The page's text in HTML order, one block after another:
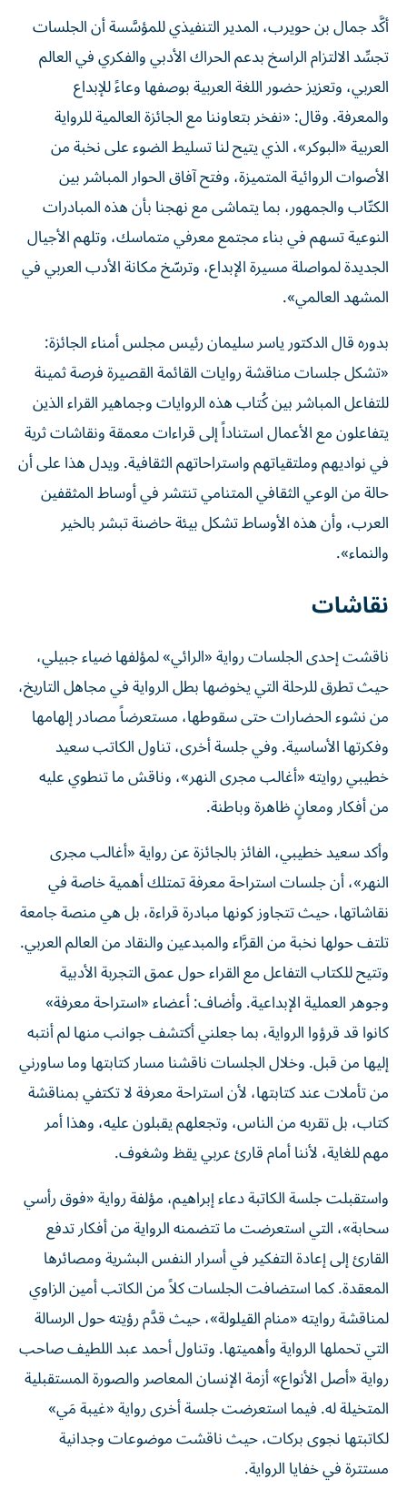
أكَّد جمال بن حويرب، المدير التنفيذي للمؤسَّسة أن الجلسات
تجسِّد الالتزام الراسخ بدعم الحراك الأدبي والفكري في العالم
العربي، وتعزيز حضور اللغة العربية بوصفها وعاءً للإبداع
والمعرفة. وقال: «نفخر بتعاوننا مع الجائزة العالمية للرواية
العربية «البوكر»، الذي يتيح لنا تسليط الضوء على نخبة من
الأصوات الروائية المتميزة، وفتح آفاق الحوار المباشر بين
الكتّاب والجمهور، بما يتماشى مع نهجنا بأن هذه المبادرات
النوعية تسهم في بناء مجتمع معرفي متماسك، وتلهم الأجيال
الجديدة لمواصلة مسيرة الإبداع، وترسّخ مكانة الأدب العربي في
المشهد العالمي».
بدوره قال الدكتور ياسر سليمان رئيس مجلس أمناء الجائزة:
«تشكل جلسات مناقشة روايات القائمة القصيرة فرصة ثمينة
للتفاعل المباشر بين كُتاب هذه الروايات وجماهير القراء الذين
يتفاعلون مع الأعمال استناداً إلى قراءات معمقة ونقاشات ثرية
في نواديهم وملتقياتهم واستراحاتهم الثقافية. ويدل هذا على أن
حالة من الوعي الثقافي المتنامي تنتشر في أوساط المثقفين
العرب، وأن هذه الأوساط تشكل بيئة حاضنة تبشر بالخير
والنماء».
نقاشات
ناقشت إحدى الجلسات رواية «الرائي» لمؤلفها ضياء جبيلي،
حيث تطرق للرحلة التي يخوضها بطل الرواية في مجاهل التاريخ،
من نشوء الحضارات حتى سقوطها، مستعرضاً مصادر إلهامها
وفكرتها الأساسية. وفي جلسة أخرى، تناول الكاتب سعيد
خطيبي روايته «أغالب مجرى النهر»، وناقش ما تنطوي عليه
من أفكار ومعانٍ ظاهرة وباطنة.
وأكد سعيد خطيبي، الفائز بالجائزة عن رواية «أغالب مجرى
النهر»، أن جلسات استراحة معرفة تمتلك أهمية خاصة في
نقاشاتها، حيث تتجاوز كونها مبادرة قراءة، بل هي منصة جامعة
تلتف حولها نخبة من القرَّاء والمبدعين والنقاد من العالم العربي.
وتتيح للكتاب التفاعل مع القراء حول عمق التجربة الأدبية
وجوهر العملية الإبداعية. وأضاف: أعضاء «استراحة معرفة»
كانوا قد قرؤوا الرواية، بما جعلني أكتشف جوانب منها لم أنتبه
إليها من قبل. وخلال الجلسات ناقشنا مسار كتابتها وما ساورني
من تأملات عند كتابتها، لأن استراحة معرفة لا تكتفي بمناقشة
كتاب، بل تقربه من الناس، وتجعلهم يقبلون عليه، وهذا أمر
مهم للغاية، لأننا أمام قارئ عربي يقظ وشغوف.
واستقبلت جلسة الكاتبة دعاء إبراهيم، مؤلفة رواية «فوق رأسي
سحابة»، التي استعرضت ما تتضمنه الرواية من أفكار تدفع
القارئ إلى إعادة التفكير في أسرار النفس البشرية ومصائرها
المعقدة. كما استضافت الجلسات كلاً من الكاتب أمين الزاوي
لمناقشة روايته «منام القيلولة»، حيث قدَّم رؤيته حول الرسالة
التي تحملها الرواية وأهميتها. وتناول أحمد عبد اللطيف صاحب
رواية «أصل الأنواع» أزمة الإنسان المعاصر والصورة المستقبلية
المتخيلة له. فيما استعرضت جلسة أخرى رواية «غيبة مَي»
لكاتبتها نجوى بركات، حيث ناقشت موضوعات وجدانية
مستترة في خفايا الرواية.